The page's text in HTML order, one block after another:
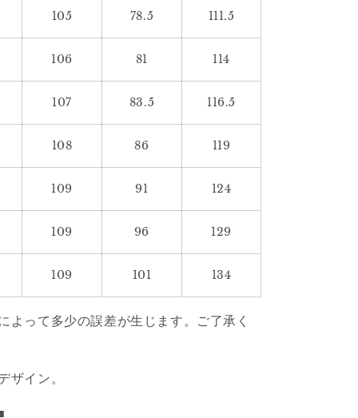
105 78.5 111.5
106 81 114
107 83.5 116.5
108 86 119
109 91 124
109 96 129
109 101 134
よって多少の誤差が生じます。ご了承く
ザイン。